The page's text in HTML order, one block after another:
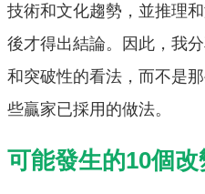
技術和文化趨勢，並推理
後才得出結論。因此，我
和突破性的看法，而不是
些贏家已採用的做法。
可能發生的10個改